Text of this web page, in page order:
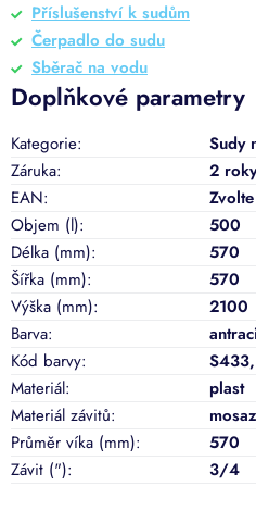
Příslušenství k sudům
Čerpadlo do sudu
Sběrač na vodu
Doplňkové parametry
Kategorie:
Sudy
Záruka:
2 roky
EAN:
Objem (l):
500
Délka (mm):
570
Šířka (mm):
570
Výška (mm):
2100
Barva:
Kód barvy:
Materiál:
plast
Materiál závitů:
mosaz
Průměr víka (mm):
570
Závit ("): 3/4